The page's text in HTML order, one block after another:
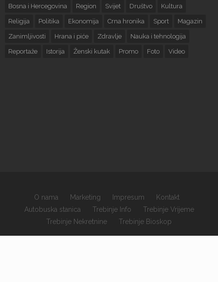
×
Bosna i Hercegovina Region Svijet Društvo Kultura
Religija Politika Ekonomija Crna hronika Sport Magazin
Zanimljivosti Hrana i piće Zdravlje Nauka i tehnologija
Reportaže Istorija Ženski kutak Promo Foto Video
O nama Marketing Impresum
Kontakt
Autobuska stanica
Trebinje Info
Trebinje Vrijeme
Trebinje Nekretnine
Trebinje Bioskop